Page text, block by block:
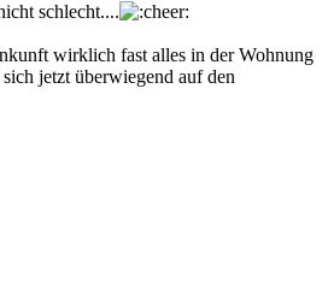
schlecht....
wirklich fast alles in der Wohnung
jetzt überwiegend auf den